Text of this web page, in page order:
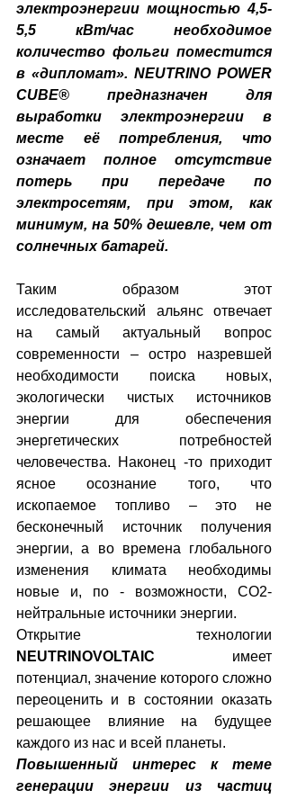
электроэнергии мощностью 4,5-
5,5 кВт/час необходимое
количество фольги поместится
в «дипломат». NEUTRINO POWER
CUBE® предназначен для
выработки электроэнергии в
месте её потребления, что
означает полное отсутствие
потерь при передаче по
электросетям, при этом, как
минимум, на 50% дешевле, чем от
солнечных батарей.
Таким образом этот
исследовательский альянс отвечает
на самый актуальный вопрос
современности – остро назревшей
необходимости поиска новых,
экологически чистых источников
энергии для обеспечения
энергетических потребностей
человечества. Наконец -то приходит
ясное осознание того, что
ископаемое топливо – это не
бесконечный источник получения
энергии, а во времена глобального
изменения климата необходимы
новые и, по - возможности, CO2-
нейтральные источники энергии.
NEUTRINOVOLTAIC имеет
потенциал, значение которого сложно
переоценить и в состоянии оказать
решающее влияние на будущее
каждого из нас и всей планеты.
Повышенный интерес к теме
генерации энергии из частиц